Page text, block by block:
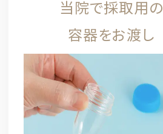
当院で採取用の
容器をお渡し